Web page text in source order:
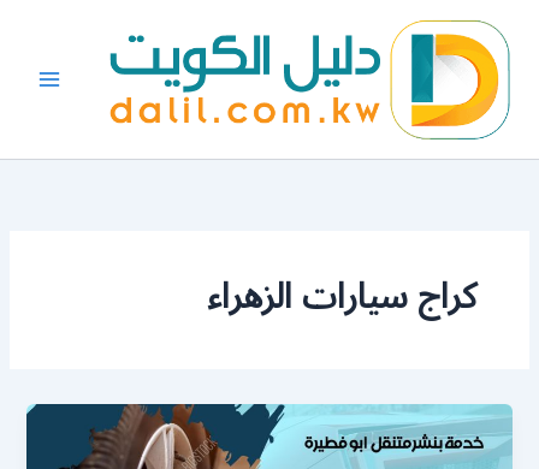
المحتوى
كراج سيارات الزهراء